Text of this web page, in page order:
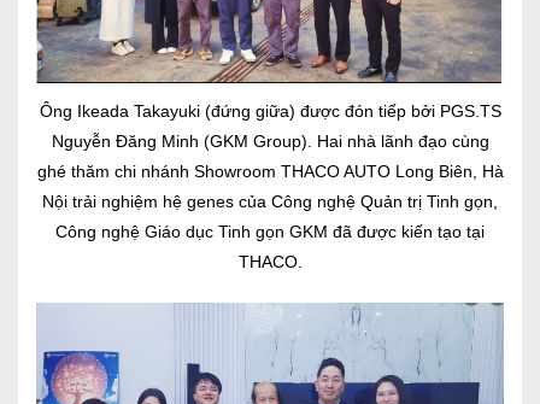
Ông Ikeada Takayuki (đứng giữa) được đón tiếp bởi PGS.TS
Nguyễn Đăng Minh (GKM Group). Hai nhà lãnh đạo cùng
ghé thăm chi nhánh Showroom THACO AUTO Long Biên, Hà
Nội trải nghiệm hệ genes của Công nghệ Quản trị Tinh gọn,
Công nghệ Giáo dục Tinh gọn GKM đã được kiến tạo tại
THACO.